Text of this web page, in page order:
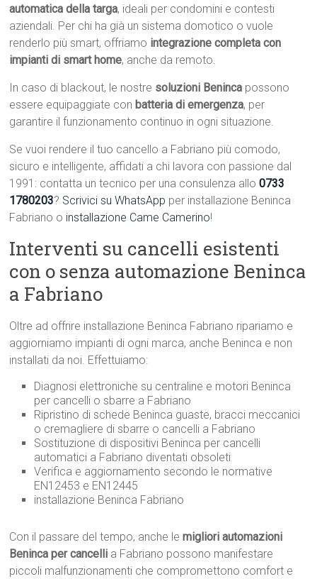
automatica della targa, ideali per condomini e contesti
aziendali. Per chi ha già un sistema domotico o vuole
renderlo più smart, offriamo integrazione completa con
impianti di smart home, anche da remoto.
In caso di blackout, le nostre soluzioni Beninca possono
essere equipaggiate con batteria di emergenza, per
garantire il funzionamento continuo in ogni situazione.
Se vuoi rendere il tuo cancello a Fabriano più comodo,
sicuro e intelligente, affidati a chi lavora con passione dal
1991: contatta un tecnico per una consulenza allo0733
1780203? Scrivici su WhatsApp per installazione Beninca
Fabriano o installazione Came Camerino!
Interventi su cancelli esistenti
con o senza automazione Beninca
a Fabriano
Oltre ad offrire installazione Beninca Fabriano ripariamo e
aggiorniamo impianti di ogni marca, anche Beninca e non
installati da noi. Effettuiamo:
Diagnosi elettroniche su centraline e motori Beninca
per cancelli o sbarre a Fabriano
Ripristino di schede Beninca guaste, bracci meccanici
o cremagliere di sbarre o cancelli a Fabriano
Sostituzione di dispositivi Beninca per cancelli
automatici a Fabriano diventati obsoleti
Verifica e aggiornamento secondo le normative
EN12453 e EN12445
installazione Beninca Fabriano
Con il passare del tempo, anche lemigliori automazioni
Beninca per cancelli a Fabriano possono manifestare
piccoli malfunzionamenti che compromettono comfort e